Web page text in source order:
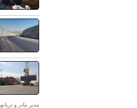
مدیر بنادر و دریانوردی غرب هرمزگان از